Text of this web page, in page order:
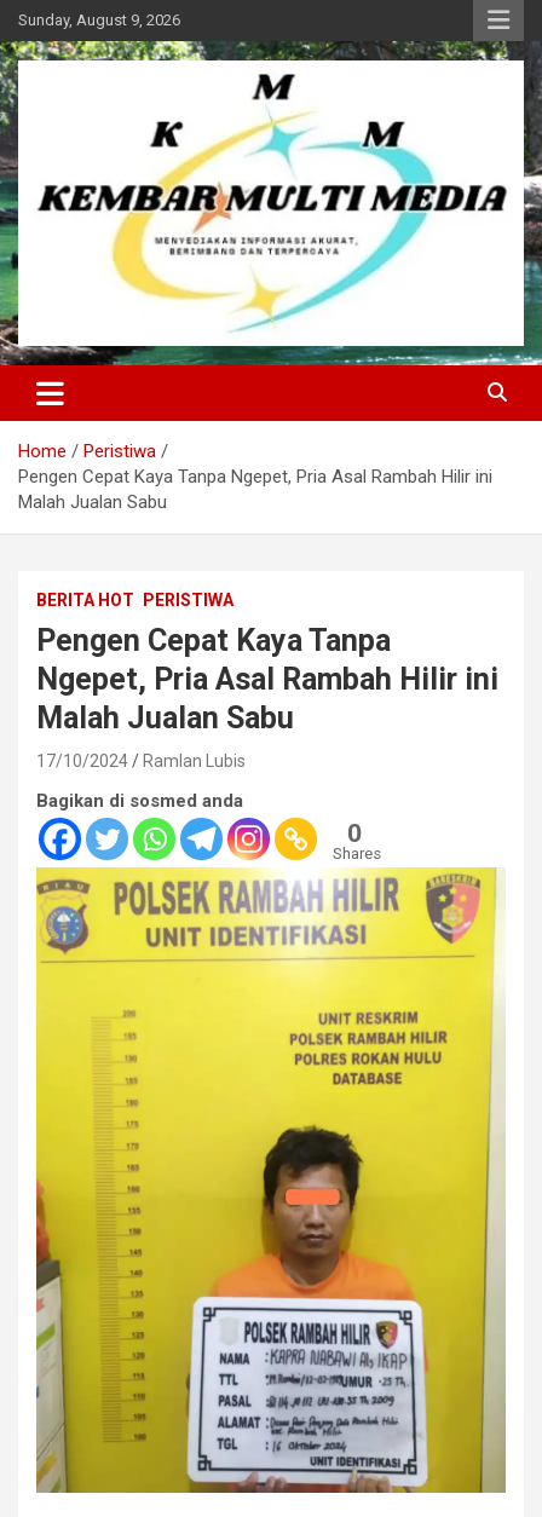
Skip
to
content
Sunday, August 9, 2026
Kembar Multi Media
Home
Peristiwa
Pengen Cepat Kaya Tanpa Ngepet, Pria Asal Rambah Hilir ini
Malah Jualan Sabu
BERITA HOT PERISTIWA
Pengen Cepat Kaya Tanpa
Ngepet, Pria Asal Rambah Hilir ini
Malah Jualan Sabu
17/10/2024 Ramlan Lubis
Bagikan di sosmed anda
0
Shares